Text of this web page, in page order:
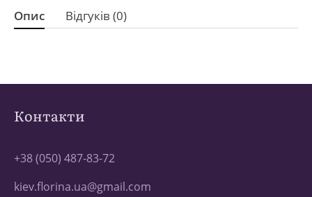
Опис Відгуків (0)
Контакти
+38 (050) 487-83-72
kiev.florina.ua@gmail.com